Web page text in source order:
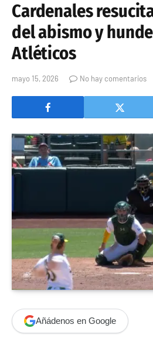
Cardenales
del abismo y
Atléticos
mayo 15, 2026 No hay comentarios
Añádenos en Google